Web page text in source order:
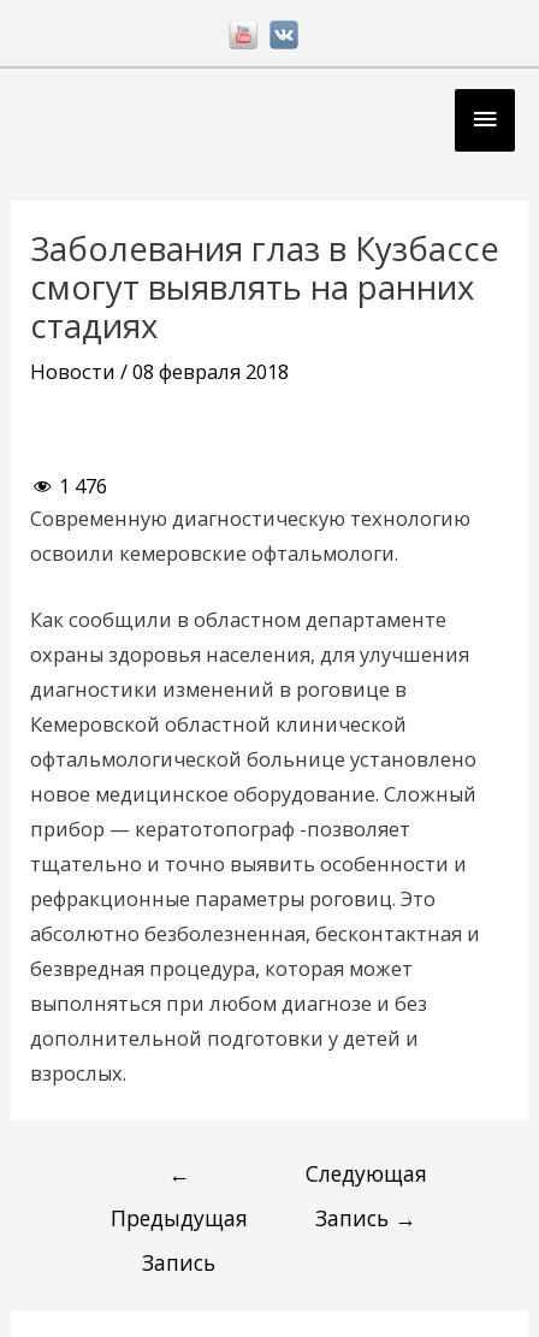
Заболевания глаз в Кузбассе
смогут выявлять на ранних
стадиях
Новости /08 февраля 2018
1 476
Современную диагностическую технологию
освоили кемеровские офтальмологи.
Как сообщили в областном департаменте
охраны здоровья населения, для улучшения
диагностики изменений в роговице в
Кемеровской областной клинической
офтальмологической больнице установлено
новое медицинское оборудование. Сложный
прибор — кератотопограф -позволяет
тщательно и точно выявить особенности и
рефракционные параметры роговиц. Это
абсолютно безболезненная, бесконтактная и
безвредная процедура, которая может
выполняться при любом диагнозе и без
дополнительной подготовки у детей и
взрослых.
записям
←
Предыдущая
Запись
Следующая
Запись →